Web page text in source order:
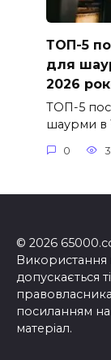
ТОП-5
для
2026
ТОП-5
шаурми в
0
© 2026
Використання
допускається
посиланням на
матеріал.